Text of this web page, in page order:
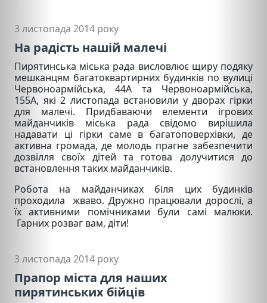
3 листопада 2014 року
На радість нашій малечі
Пирятинська міська рада висловлює щиру подяку
мешканцям багатоквартирних будинків по вулиці
Червоноармійська, 44А та Червоноармійська,
155А, які 2 листопада встановили у дворах гірки
для малечі. Придбаваючи елементи ігрових
майданчиків міська рада свідомо вирішила
надавати ці гірки саме в багатоповерхівки, де
активна громада, де молодь прагне забезпечити
дозвілля своїх дітей та готова долучитися до
встановлення таких майданчиків.
Робота на майданчиках біля цих будинків
проходила жваво. Дружно працювали дорослі, а
їх активними помічниками були самі малюки.
Гарних розваг вам, діти!
3 листопада 2014 року
Прапор міста для наших
пирятинських бійців